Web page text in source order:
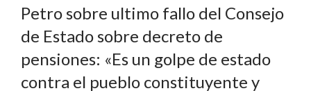
Petro sobre ultimo fallo del Consejo
de Estado sobre decreto de
pensiones: «Es un golpe de estado
contra el pueblo constituyente y